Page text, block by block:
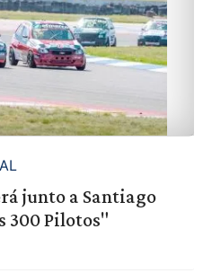
junto a Santiago
300 Pilotos"